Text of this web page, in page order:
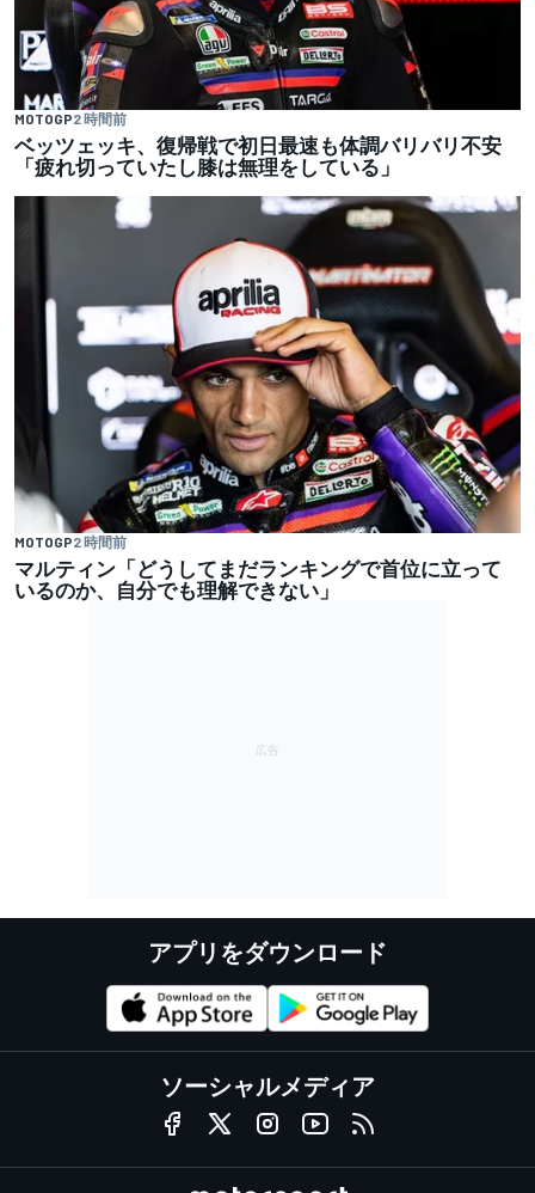
MOTOGP2 時間前
ベッツェッキ、復帰戦で初日最速も体調バリバリ不安
「疲れ切っていたし膝は無理をしている」
MOTOGP2 時間前
マルティン「どうしてまだランキングで首位に立って
いるのか、自分でも理解できない」
アプリをダウンロード
ソーシャルメディア